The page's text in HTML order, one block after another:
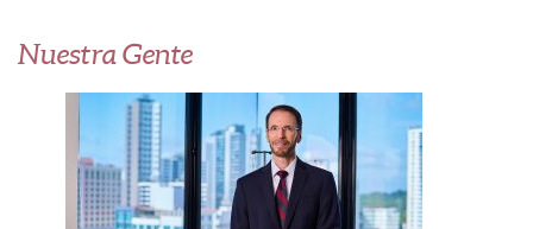
Nuestra Gente